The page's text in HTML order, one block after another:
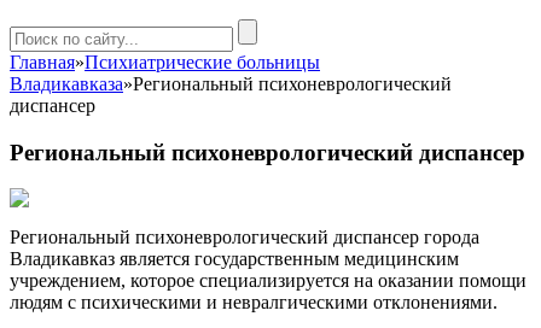
Главная»Психиатрические больницы
Владикавказа»Региональный психоневрологический
диспансер
Региональный психоневрологический диспансер
Региональный психоневрологический диспансер города
Владикавказ является государственным медицинским
учреждением, которое специализируется на оказании помощи
людям с психическими и невралгическими отклонениями.